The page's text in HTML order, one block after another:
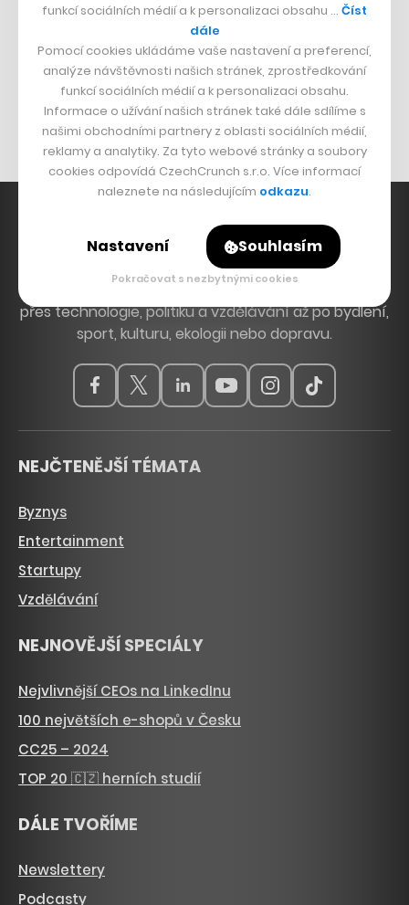
DESIGN
Bomma není tichá
Originální hodinky
Nábytek z betonu
Hlavní zdroj inspirace. Věnujeme se tématům, která
hýbou Českem a světem, od byznysu a startupů
přes technologie, politiku a vzdělávání až po bydlení,
sport, kulturu, ekologii nebo dopravu.
NEJČTENĚJŠÍ TÉMATA
Byznys
Entertainment
Startupy
Vzdělávání
NEJNOVĚJŠÍ SPECIÁLY
Nejvlivnější CEOs na LinkedInu
100 největších e-shopů v Česku
CC25 – 2024
TOP 20 🇨🇿 herních studií
DÁLE TVOŘÍME
Newslettery
Podcasty
funkcí sociálních médií a k personalizaci obsahu … Číst
dále
Pomocí cookies ukládáme vaše nastavení a preferencí,
analýze návštěvnosti našich stránek, zprostředkování
funkcí sociálních médií a k personalizaci obsahu.
Informace o užívání našich stránek také dále sdílíme s
našimi obchodními partnery z oblasti sociálních médií,
reklamy a analytiky. Za tyto webové stránky a soubory
cookies odpovídá CzechCrunch s.r.o. Více informací
naleznete na následujícím odkazu.
Nastavení Souhlasím
Pokračovat s nezbytnými cookies